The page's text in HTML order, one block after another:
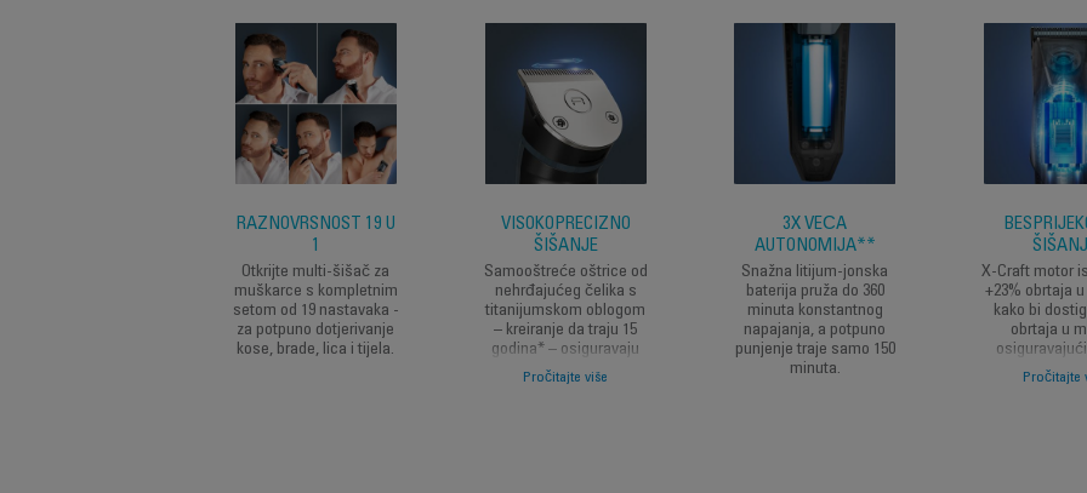
RAZNOVRSNOST 19 U
1
Otkrijte multi-šišač za
muškarce s kompletnim
setom od 19 nastavaka -
za potpuno dotjerivanje
kose, brade, lica i tijela.
VISOKOPRECIZNO
ŠIŠANJE
Samooštreće oštrice od
nehrđajućeg čelika s
titanijumskom oblogom
– kreiranje da traju 15
godina* – osiguravaju
visoke performanse za
savršeno rezanje.
Pročitajte više
3X VEĆA
AUTONOMIJA**
Snažna litijum-jonska
baterija pruža do 360
minuta konstantnog
napajanja, a potpuno
punjenje traje samo 150
minuta.
X-Craft motor
+23% obrtaja
kako bi
obrtaja u
snagu za
precizne
Pročitajte